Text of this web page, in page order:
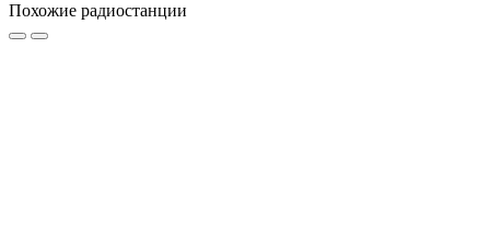
Похожие радиостанции